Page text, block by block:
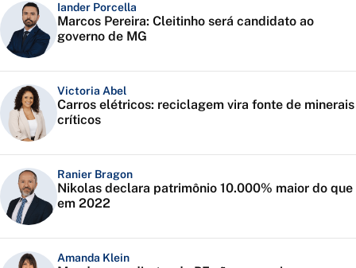
Iander Porcella
Marcos Pereira: Cleitinho será candidato ao
governo de MG
Victoria Abel
Carros elétricos: reciclagem vira fonte de minerais
críticos
Ranier Bragon
Nikolas declara patrimônio 10.000% maior do que
em 2022
Amanda Klein